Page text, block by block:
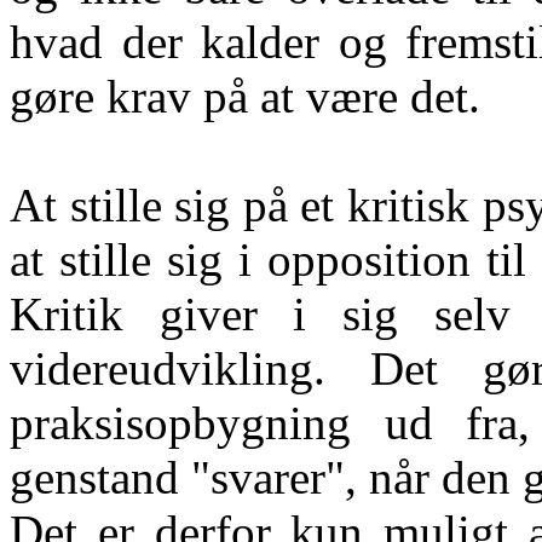
hvad der kalder og
gøre krav på at være det.
At stille sig på et kritisk
at stille sig i opposition til
Kritik giver i sig selv
videreudvikling. Det
praksisopbygning ud
genstand "svarer", når den
Det er derfor kun muligt